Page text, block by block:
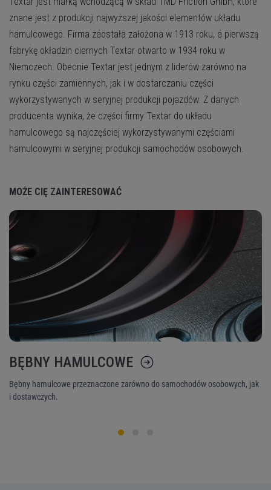
znane jest z produkcji najwyższej jakości elementów układu
hamulcowego. Firma zaostała założona w 1913 roku, a pierwszą
fabrykę okładzin ciernych Textar otwarto w 1934 roku w
Niemczech. Obecnie Textar jest jednym z liderów zarówno na
rynku części zamiennych, jak i w dostarczaniu części
wykorzystywanych w seryjnej produkcji pojazdów. Z danych
producenta wynika, że części firmy Textar do układu
hamulcowego są najczęściej wykorzystywanymi częściami
hamulcowymi w seryjnej produkcji samochodów osobowych.
MOŻE CIĘ ZAINTERESOWAĆ
BĘBNY HAMULCOWE
Bębny hamulcowe przeznaczone zarówno do samochodów osobowych, jak
i dostawczych.